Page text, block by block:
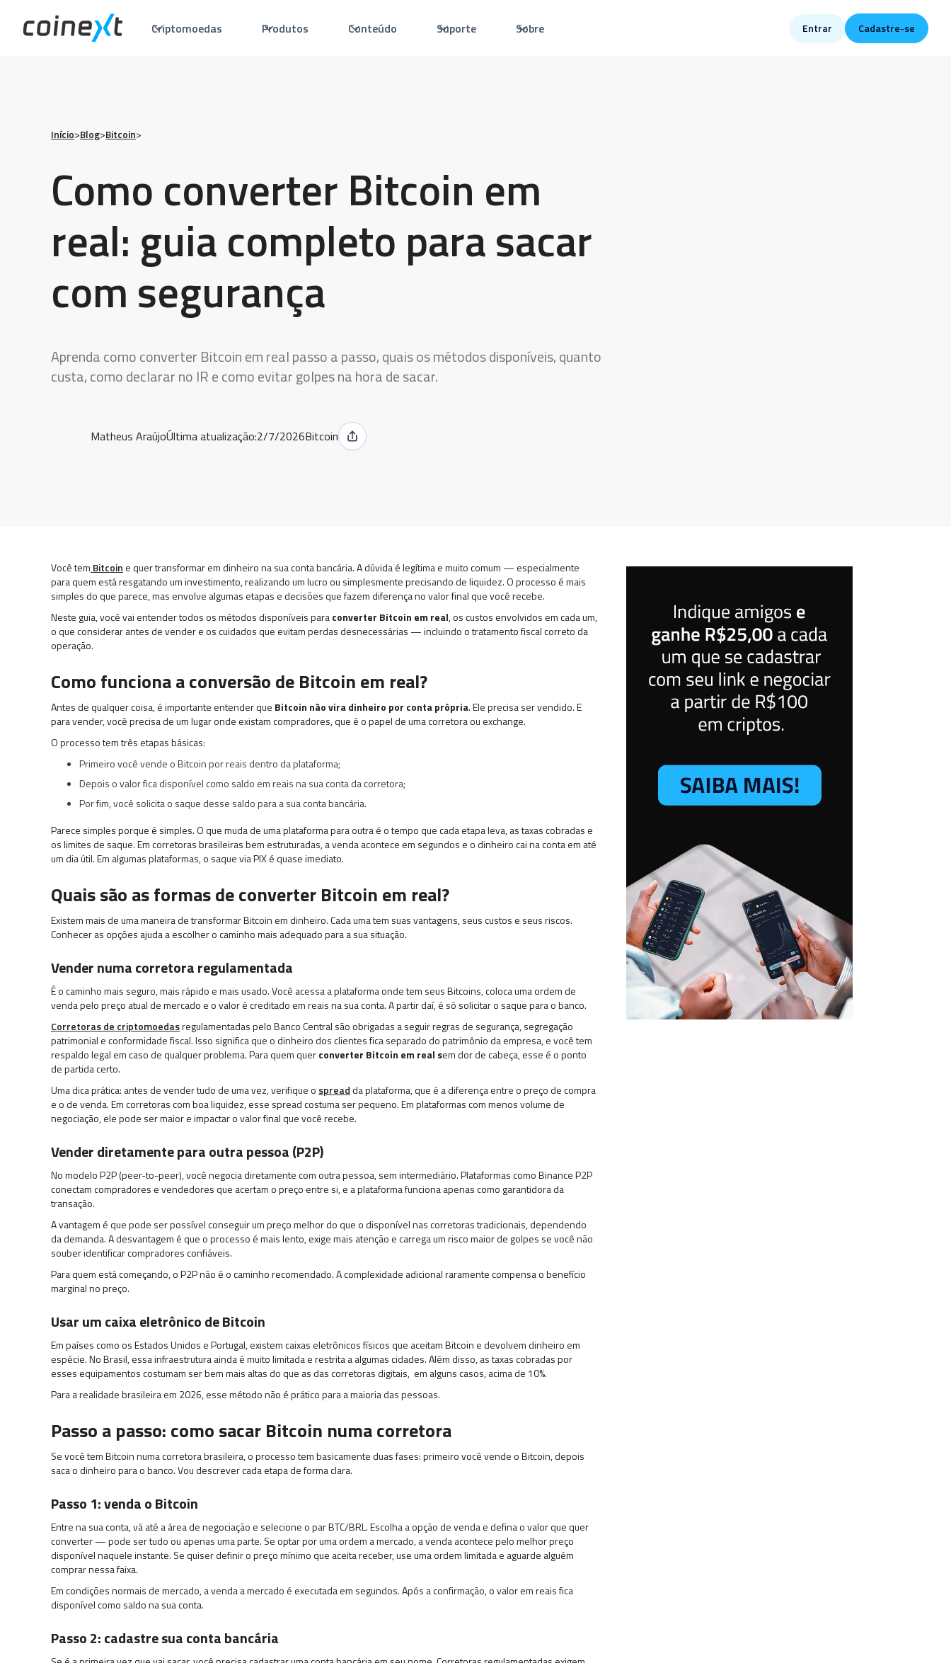
Criptomoedas Produtos Conteúdo Suporte Sobre Entrar Cadastre-se
Início>Blog>Bitcoin>
Como converter Bitcoin em
real: guia completo para sacar
com segurança
Aprenda como converter Bitcoin em real passo a passo, quais os métodos disponíveis, quanto
custa, como declarar no IR e como evitar golpes na hora de sacar.
Matheus AraújoÚltima atualização:2/7/2026Bitcoin
Você tem Bitcoin e quer transformar em dinheiro na sua conta bancária. A dúvida é legítima e muito comum — especialmente
para quem está resgatando um investimento, realizando um lucro ou simplesmente precisando de liquidez. O processo é mais
simples do que parece, mas envolve algumas etapas e decisões que fazem diferença no valor final que você recebe.
Neste guia, você vai entender todos os métodos disponíveis paraconverter Bitcoin em real, os custos envolvidos em cada um,
o que considerar antes de vender e os cuidados que evitam perdas desnecessárias — incluindo o tratamento fiscal correto da
operação.
Como funciona a conversão de Bitcoin em real?
Antes de qualquer coisa, é importante entender que Bitcoin não vira dinheiro por conta própria. Ele precisa ser vendido. E
para vender, você precisa de um lugar onde existam compradores, que é o papel de uma corretora ou exchange.
O processo tem três etapas básicas:
Primeiro você vende o Bitcoin por reais dentro da plataforma;
Depois o valor fica disponível como saldo em reais na sua conta da corretora;
Por fim, você solicita o saque desse saldo para a sua conta bancária.
Parece simples porque é simples. O que muda de uma plataforma para outra é o tempo que cada etapa leva, as taxas cobradas e
os limites de saque. Em corretoras brasileiras bem estruturadas, a venda acontece em segundos e o dinheiro cai na conta em até
um dia útil. Em algumas plataformas, o saque via PIX é quase imediato.
Quais são as formas de converter Bitcoin em real?
Existem mais de uma maneira de transformar Bitcoin em dinheiro. Cada uma tem suas vantagens, seus custos e seus riscos.
Conhecer as opções ajuda a escolher o caminho mais adequado para a sua situação.
Vender numa corretora regulamentada
É o caminho mais seguro, mais rápido e mais usado. Você acessa a plataforma onde tem seus Bitcoins, coloca uma ordem de
venda pelo preço atual de mercado e o valor é creditado em reais na sua conta. A partir daí, é só solicitar o saque para o banco.
Corretoras de criptomoedasregulamentadas pelo Banco Central são obrigadas a seguir regras de segurança, segregação
patrimonial e conformidade fiscal. Isso significa que o dinheiro dos clientes fica separado do patrimônio da empresa, e você tem
respaldo legal em caso de qualquer problema. Para quem querconverter Bitcoin em real sem dor de cabeça, esse é o ponto
de partida certo.
Uma dica prática: antes de vender tudo de uma vez, verifique o spreadda plataforma, que é a diferença entre o preço de compra
e o de venda. Em corretoras com boa liquidez, esse spread costuma ser pequeno. Em plataformas com menos volume de
negociação, ele pode ser maior e impactar o valor final que você recebe.
Vender diretamente para outra pessoa (P2P)
No modelo P2P (peer-to-peer), você negocia diretamente com outra pessoa, sem intermediário. Plataformas como Binance P2P
conectam compradores e vendedores que acertam o preço entre si, e a plataforma funciona apenas como garantidora da
transação.
A vantagem é que pode ser possível conseguir um preço melhor do que o disponível nas corretoras tradicionais, dependendo
da demanda. A desvantagem é que o processo é mais lento, exige mais atenção e carrega um risco maior de golpes se você não
souber identificar compradores confiáveis.
Para quem está começando, o P2P não é o caminho recomendado. A complexidade adicional raramente compensa o benefício
marginal no preço.
Usar um caixa eletrônico de Bitcoin
Em países como os Estados Unidos e Portugal, existem caixas eletrônicos físicos que aceitam Bitcoin e devolvem dinheiro em
espécie. No Brasil, essa infraestrutura ainda é muito limitada e restrita a algumas cidades. Além disso, as taxas cobradas por
esses equipamentos costumam ser bem mais altas do que as das corretoras digitais, em alguns casos, acima de 10%.
Para a realidade brasileira em 2026, esse método não é prático para a maioria das pessoas.
Passo a passo: como sacar Bitcoin numa corretora
Se você tem Bitcoin numa corretora brasileira, o processo tem basicamente duas fases: primeiro você vende o Bitcoin, depois
saca o dinheiro para o banco. Vou descrever cada etapa de forma clara.
Passo 1: venda o Bitcoin
Entre na sua conta, vá até a área de negociação e selecione o par BTC/BRL. Escolha a opção de venda e defina o valor que quer
converter — pode ser tudo ou apenas uma parte. Se optar por uma ordem a mercado, a venda acontece pelo melhor preço
disponível naquele instante. Se quiser definir o preço mínimo que aceita receber, use uma ordem limitada e aguarde alguém
comprar nessa faixa.
Em condições normais de mercado, a venda a mercado é executada em segundos. Após a confirmação, o valor em reais fica
disponível como saldo na sua conta.
Passo 2: cadastre sua conta bancária